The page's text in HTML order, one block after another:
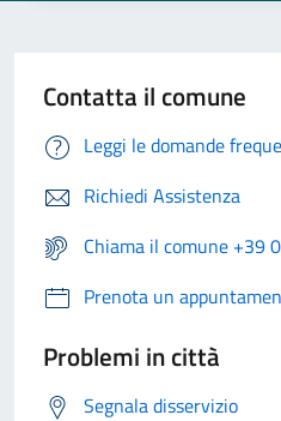
Contatta il comune
Leggi le domande
Richiedi Assistenza
Chiama il comune +39
Prenota un
Problemi in città
Segnala disservizio